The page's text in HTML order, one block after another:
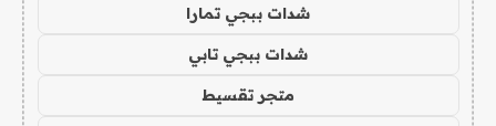
شدات ببجي تمارا
شدات ببجي تابي
متجر تقسيط